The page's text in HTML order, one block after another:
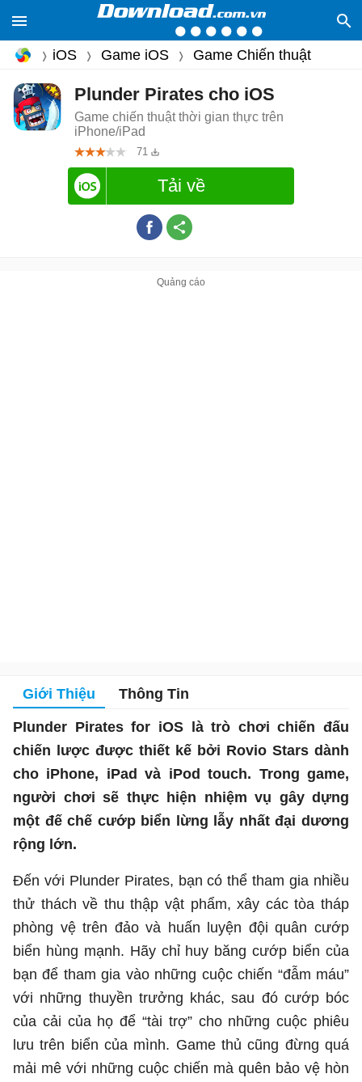
iOS Game iOS Game Chiến thuật
Plunder Pirates cho iOS
Game chiến thuật thời gian thực trên
iPhone/iPad
71
Tải về
Giới Thiệu Thông Tin
Plunder Pirates for iOS là trò chơi chiến đấu
chiến lược được thiết kế bởi Rovio Stars dành
cho iPhone, iPad và iPod touch. Trong game,
người chơi sẽ thực hiện nhiệm vụ gây dựng
một đế chế cướp biển lừng lẫy nhất đại dương
rộng lớn.
Đến với Plunder Pirates, bạn có thể tham gia nhiều
thử thách về thu thập vật phẩm, xây các tòa tháp
phòng vệ trên đảo và huấn luyện đội quân cướp
biển hùng mạnh. Hãy chỉ huy băng cướp biển của
bạn để tham gia vào những cuộc chiến “đẫm máu”
với những thuyền trưởng khác, sau đó cướp bóc
của cải của họ để “tài trợ” cho những cuộc phiêu
lưu trên biển của mình. Game thủ cũng đừng quá
mải mê với những cuộc chiến mà quên bảo vệ hòn